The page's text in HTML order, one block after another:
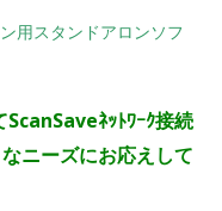
用スタンドアロンソフ
ﾈｯﾄﾜｰｸ接続
ニーズにお応えして